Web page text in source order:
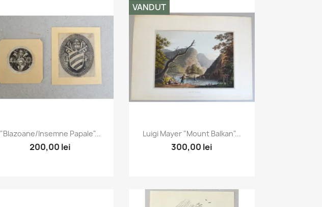
Vizualizare rapida
"Blazoane/insemne Papale"...
200,00 lei
Vizualizare rapida
Luigi Mayer "Mount Balkan"...
300,00 lei
VANDUT